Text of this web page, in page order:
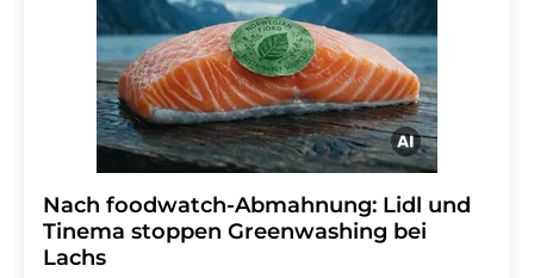
Abbestellung des entsprechenden Newsletters
enthalten.
Nach foodwatch-Abmahnung: Lidl und
Tinema stoppen Greenwashing bei
Lachs